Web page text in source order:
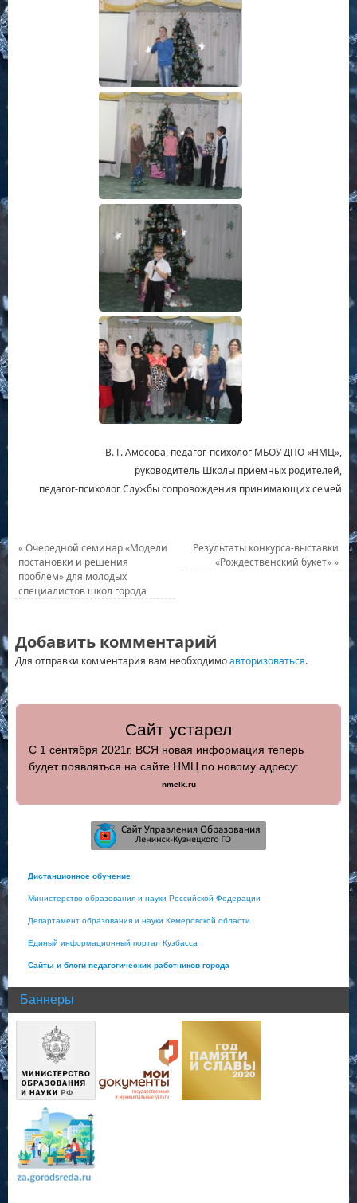
В. Г. Амосова, педагог-психолог МБОУ ДПО «НМЦ»,
руководитель Школы приемных родителей,
педагог-психолог Службы сопровождения принимающих семей
«Очередной семинар «Модели
постановки и решения
проблем» для молодых
специалистов школ города
Результаты конкурса-выставки
«Рождественский букет»»
Добавить комментарий
Для отправки комментария вам необходимоавторизоваться.
Сайт устарел
С 1 сентября 2021г. ВСЯ новая информация теперь
будет появляться на сайте НМЦ по новому адресу:
nmclk.ru
Дистанционное обучение
Министерство образования и науки Российской Федерации
Департамент образования и науки Кемеровской области
Единый информационный портал Кузбасса
Сайты и блоги педагогических работников города
Баннеры